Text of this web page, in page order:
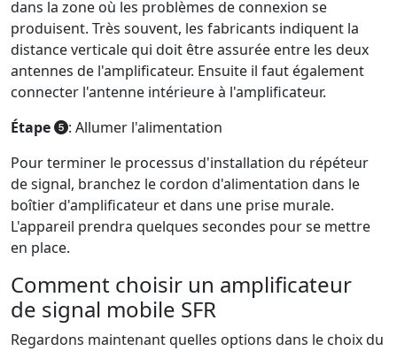
dans la zone où les problèmes de connexion se
produisent. Très souvent, les fabricants indiquent la
distance verticale qui doit être assurée entre les deux
antennes de l'amplificateur. Ensuite il faut également
connecter l'antenne intérieure à l'amplificateur.
Étape
: Allumer l'alimentation
Pour terminer le processus d'installation du répéteur
de signal, branchez le cordon d'alimentation dans le
boîtier d'amplificateur et dans une prise murale.
L'appareil prendra quelques secondes pour se mettre
en place.
Comment choisir un amplificateur
de signal mobile SFR
Regardons maintenant quelles options dans le choix du